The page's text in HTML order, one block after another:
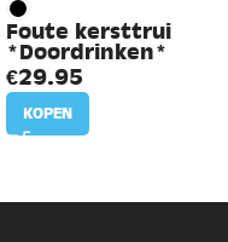
Foute kersttrui
*Doordrinken*
€29.95
KOPEN